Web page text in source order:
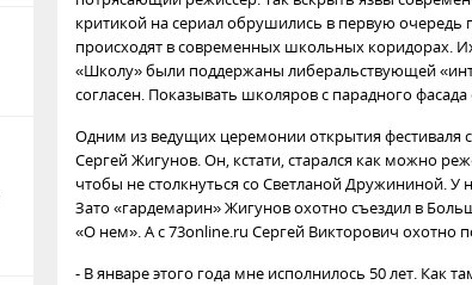
критикой на сериал обрушились в первую
происходят в современных школьных коридорах.
«Школу» были поддержаны либеральствующей
согласен. Показывать школяров с парадного
Одним из ведущих церемонии открытия фестиваля
Сергей Жигунов. Он, кстати, старался как можно
чтобы не столкнуться со Светланой Дружининой.
Зато «гардемарин» Жигунов охотно съездил в
«О нем». А с 73online.ru Сергей Викторович охотно
- В январе этого года мне исполнилось 50 лет. Как